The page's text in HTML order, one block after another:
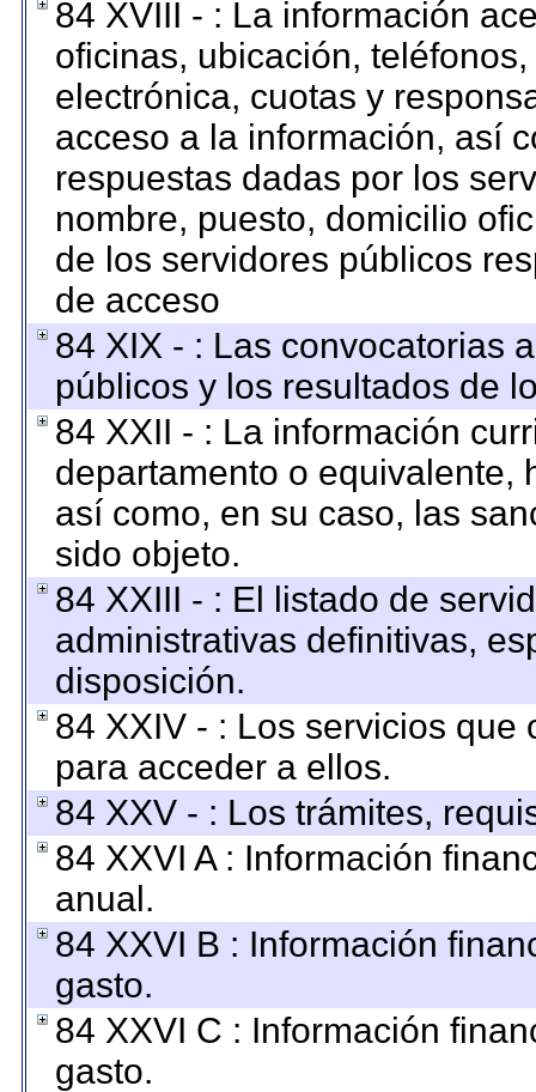
84 XVIII - : La información
oficinas, ubicación,
electrónica, cuotas y
acceso a la información, así
respuestas dadas por los
nombre, puesto, domicilio
de los servidores públicos
de acceso
84 XIX - : Las convocatorias
públicos y los resultados de
84 XXII - : La información
departamento o equivalente,
así como, en su caso, las
sido objeto.
84 XXIII - : El listado de
administrativas definitivas,
disposición.
84 XXIV - : Los servicios
para acceder a ellos.
84 XXV - : Los trámites,
84 XXVI A : Información
anual.
84 XXVI B : Información
gasto.
84 XXVI C : Información
gasto.